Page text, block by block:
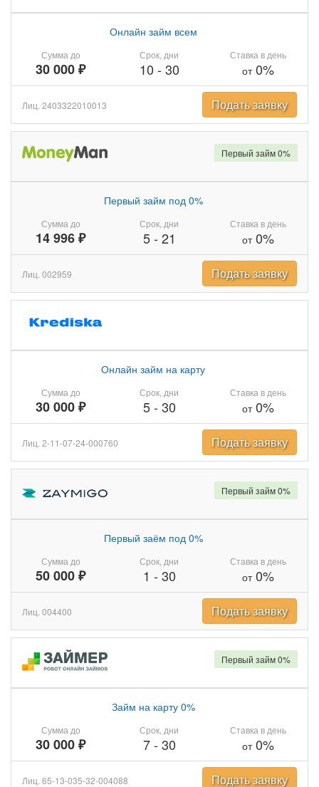
Сумма до
30 000 ₽
Онлайн займ всем
Срок, дни
10 - 30
Ставка в день
от0%
Лиц. 2403322010013 Подать заявку
Сумма до
14 996 ₽
Первый займ под 0%
Срок, дни
5- 21
Ставка в день
от0%
Первый займ 0%
Лиц. 002959 Подать заявку
Сумма до
30 000 ₽
Онлайн займ на карту
Срок, дни
5- 30
Ставка в день
от0%
Лиц. 2-11-07-24-000760 Подать заявку
Сумма до
50 000 ₽
Первый заём под 0%
Срок, дни
1 - 30
Ставка в день
от0%
Первый займ 0%
Лиц. 004400 Подать заявку
Сумма до
30 000 ₽
Займ на карту 0%
Срок, дни
7- 30
Ставка в день
от0%
Первый займ 0%
Лиц. 65-13-035-32-004088 Подать заявку